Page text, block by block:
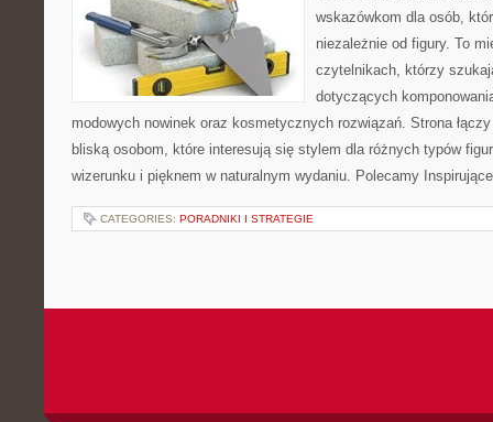
wskazówkom dla osób,
niezależnie od figury. To
czytelnikach, którzy
dotyczących
modowych nowinek oraz kosmetycznych rozwiązań. Strona
bliską osobom, które interesują się stylem dla różnych typów
wizerunku i pięknem w naturalnym wydaniu. Polecamy
CATEGORIES: PORADNIKI I STRATEGIE